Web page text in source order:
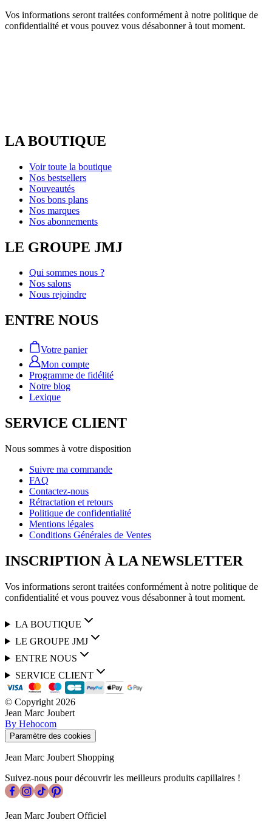
Vos informations seront traitées conformément à notre politique de
confidentialité et vous pouvez vous désabonner à tout moment.
LA BOUTIQUE
Voir toute la boutique
Nos bestsellers
Nouveautés
Nos bons plans
Nos marques
Nos abonnements
LE GROUPE JMJ
Qui sommes nous ?
Nos salons
Nous rejoindre
ENTRE NOUS
Votre panier
Mon compte
Programme de fidélité
Notre blog
Lexique
SERVICE CLIENT
Nous sommes à votre disposition
Suivre ma commande
FAQ
Contactez-nous
Rétractation et retours
Politique de confidentialité
Mentions légales
Conditions Générales de Ventes
INSCRIPTION À LA NEWSLETTER
Vos informations seront traitées conformément à notre politique de
confidentialité et vous pouvez vous désabonner à tout moment.
LA BOUTIQUE
LE GROUPE JMJ
ENTRE NOUS
SERVICE CLIENT
© Copyright 2026
Jean Marc Joubert
By Hehocom
Paramètre des cookies
Jean Marc Joubert Shopping
Suivez-nous pour découvrir les meilleurs produits capillaires !
Jean Marc Joubert Officiel